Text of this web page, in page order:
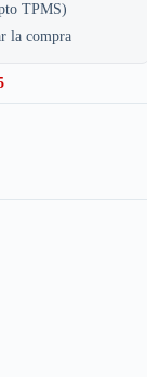
TPMS)
la compra